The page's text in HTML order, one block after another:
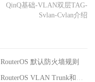
QinQ基础-VLAN双层TAG-
Svlan-Cvlan介绍
RouterOS 默认防火墙规则
RouterOS VLAN Trunk和Access配置实例